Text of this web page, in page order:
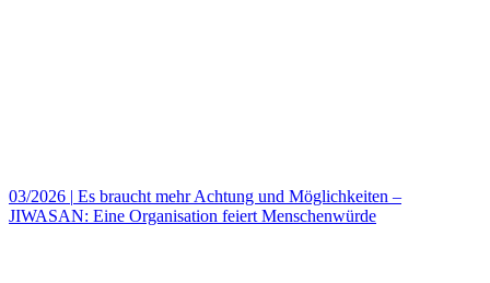
03/2026 | Es braucht mehr Achtung und Möglichkeiten –
JIWASAN: Eine Organisation feiert Menschenwürde